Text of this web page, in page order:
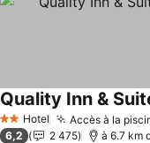
2 Étoiles
Hotel Accès à la
Consulter les prix
6,2 2 475 à 6.7 km